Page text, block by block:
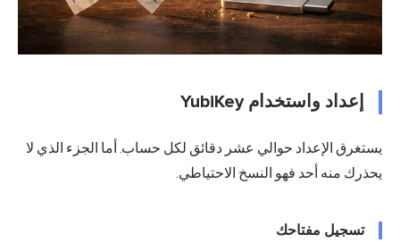
إعداد واستخدام YubiKey
يستغرق الإعداد حوالي عشر دقائق لكل حساب. أما الجزء الذي لا
يحذرك منه أحد فهو النسخ الاحتياطي.
تسجيل مفتاحك